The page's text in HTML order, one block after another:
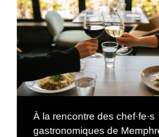
À la rencontre des chef·fe·s
gastronomiques de